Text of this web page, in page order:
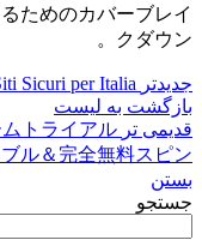
ためのカバーブレイ
クダウン。
جدیدتر Sicuri per Italia
بازگشت به لیست
قدیمی تر ムトライアル
ル＆完全無料スピン
بستن
جستجو